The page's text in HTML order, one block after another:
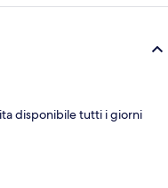
disponibile tutti i giorni